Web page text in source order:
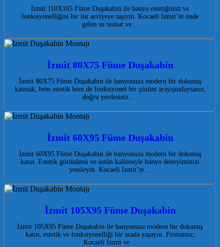
İzmit 110X105 Füme Duşakabin ile banyo estetiğinizi ve
fonksiyonelliğini bir üst seviyeye taşıyın. Kocaeli İzmit’in önde
gelen su tesisat ve…
İzmit 80X75 Füme Duşakabin
İzmit 80X75 Füme Duşakabin ile banyonuza modern bir dokunuş
katmak, hem estetik hem de fonksiyonel bir çözüm arayışındaysanız,
doğru yerdesiniz.…
İzmit 60X95 Füme Duşakabin
İzmit 60X95 Füme Duşakabin ile banyonuza modern bir dokunuş
katın. Estetik görünümü ve üstün kalitesiyle banyo deneyiminizi
yenileyin. Kocaeli İzmit’te…
İzmit 105X95 Füme Duşakabin
İzmit 105X95 Füme Duşakabin ile banyonuza modern bir dokunuş
katın, estetik ve fonksiyonelliği bir arada yaşayın. Firmamız,
Kocaeli İzmit ve…